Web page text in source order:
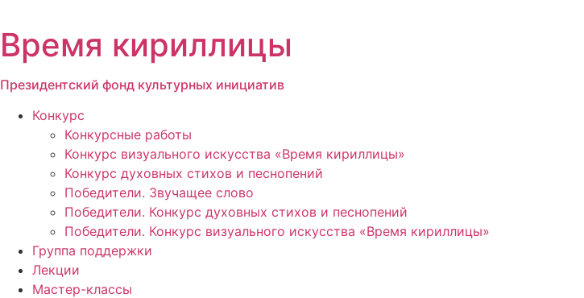
содержимому
Время кириллицы
Президентский фонд культурных инициатив
Конкурс
Конкурсные работы
Конкурс визуального искусства «Время кириллицы»
Конкурс духовных стихов и песнопений
Победители. Звучащее слово
Победители. Конкурс духовных стихов и песнопений
Победители. Конкурс визуального искусства «Время кириллицы»
Группа поддержки
Лекции
Мастер-классы